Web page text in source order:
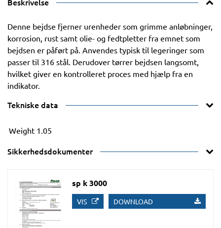
Denne bejdse fjerner urenheder som grimme anløbninger,
korrosion, rust samt olie- og fedtpletter fra emnet som
bejdsen er påført på. Anvendes typisk til legeringer som
passer til 316 stål. Derudover tørrer bejdsen langsomt,
hvilket giver en kontrolleret proces med hjælp fra en
indikator.
Tekniske data
Weight 1.05
Sikkerhedsdokumenter
sp k 3000
VIS DOWNLOAD